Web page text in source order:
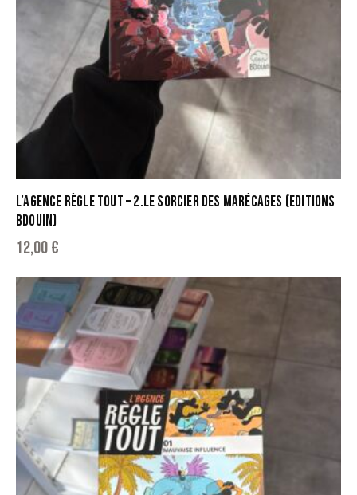
L’AGENCE RÈGLE TOUT – 2.LE SORCIER DES MARÉCAGES (EDITIONS
BDOUIN)
12,00€